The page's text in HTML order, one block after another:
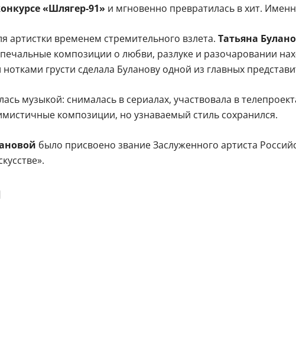
«Шлягер‑91» и мгновенно превратилась в хит.
артистки временем стремительного взлета. Татьяна
композиции о любви, разлуке и разочаровании
грусти сделала Буланову одной из главных
музыкой: снималась в сериалах, участвовала в
композиции, но узнаваемый стиль сохранился.
было присвоено звание Заслуженного артиста